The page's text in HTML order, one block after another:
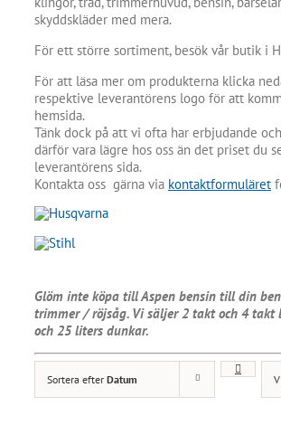
skyddskläder med mera.
För ett större sortiment, besök vår butik i
För att läsa mer om produkterna klicka
respektive leverantörens logo för att
hemsida.
Tänk dock på att vi ofta har erbjudande
därför vara lägre hos oss än det priset du
leverantörens sida.
Kontakta oss gärna via kontaktformuläret
Glöm inte köpa till Aspen bensin till din
trimmer / röjsåg. Vi säljer 2 takt och 4 takt
och 25 liters dunkar.
Sortera efter Datum